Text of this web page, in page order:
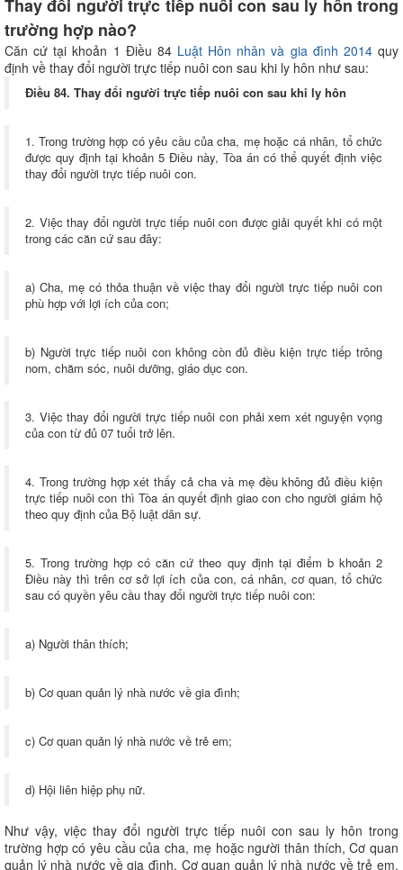
Thay đổi người trực tiếp nuôi con sau ly hôn trong
trường hợp nào?
Căn cứ tại khoản 1 Điều 84Luật Hôn nhân và gia đình 2014quy
định về thay đổi người trực tiếp nuôi con sau khi ly hôn như sau:
Điều 84. Thay đổi người trực tiếp nuôi con sau khi ly hôn
1. Trong trường hợp có yêu cầu của cha, mẹ hoặc cá nhân, tổ chức
được quy định tại khoản 5 Điều này, Tòa án có thể quyết định việc
thay đổi người trực tiếp nuôi con.
2. Việc thay đổi người trực tiếp nuôi con được giải quyết khi có một
trong các căn cứ sau đây:
a) Cha, mẹ có thỏa thuận về việc thay đổi người trực tiếp nuôi con
phù hợp với lợi ích của con;
b) Người trực tiếp nuôi con không còn đủ điều kiện trực tiếp trông
nom, chăm sóc, nuôi dưỡng, giáo dục con.
3. Việc thay đổi người trực tiếp nuôi con phải xem xét nguyện vọng
của con từ đủ 07 tuổi trở lên.
4. Trong trường hợp xét thấy cả cha và mẹ đều không đủ điều kiện
trực tiếp nuôi con thì Tòa án quyết định giao con cho người giám hộ
theo quy định của Bộ luật dân sự.
5. Trong trường hợp có căn cứ theo quy định tại điểm b khoản 2
Điều này thì trên cơ sở lợi ích của con, cá nhân, cơ quan, tổ chức
sau có quyền yêu cầu thay đổi người trực tiếp nuôi con:
a) Người thân thích;
b) Cơ quan quản lý nhà nước về gia đình;
c) Cơ quan quản lý nhà nước về trẻ em;
d) Hội liên hiệp phụ nữ.
Như vậy, việc thay đổi người trực tiếp nuôi con sau ly hôn trong
trường hợp có yêu cầu của cha, mẹ hoặc người thân thích, Cơ quan
quản lý nhà nước về gia đình, Cơ quan quản lý nhà nước về trẻ em,